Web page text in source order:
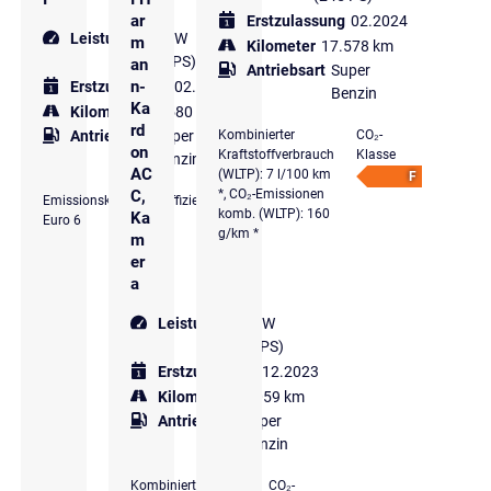
Leistung 180 kW
(245 PS)
Erstzulassung
02.2023
Kilometer 28.580 km
Antriebsart
Super
Benzin
Emissionsklasse
Euro 6
Effizienzklasse
ar
m
an
n-
Ka
rd
on
AC
C,
Ka
m
er
a
Leistung
180 kW
(245 PS)
Erstzulassung
12.2023
Kilometer
15.059 km
Antriebsart
Super
Benzin
Kombinierter CO₂-
Erstzulassung 02.2024
Kilometer 17.578 km
Antriebsart Super
Benzin
Kombinierter
Kraftstoffverbrauch
(WLTP): 7 l/100 km
*, CO₂-Emissionen
komb. (WLTP): 160
g/km *
CO₂-
Klasse
F